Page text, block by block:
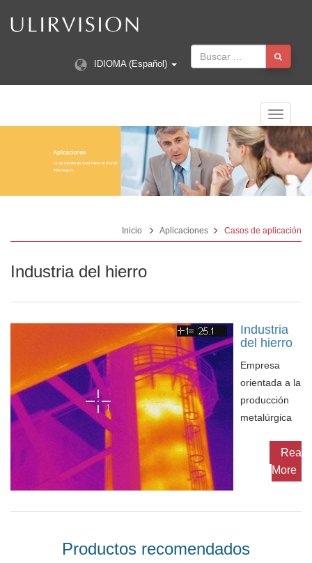
IDIOMA (Español)
Toggle
Inicio Aplicaciones Casos de aplicación
Industria del hierro
Industria
del hierro
Empresa
orientada a la
producción
metalúrgica
relación con la
Cualquier mal
Read
More
Productos recomendados